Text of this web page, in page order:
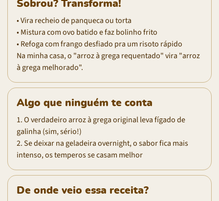
Sobrou? Transforma!
• Vira recheio de panqueca ou torta
• Mistura com ovo batido e faz bolinho frito
• Refoga com frango desfiado pra um risoto rápido
Na minha casa, o "arroz à grega requentado" vira "arroz
à grega melhorado".
Algo que ninguém te conta
1. O verdadeiro arroz à grega original leva fígado de
galinha (sim, sério!)
2. Se deixar na geladeira overnight, o sabor fica mais
intenso, os temperos se casam melhor
De onde veio essa receita?